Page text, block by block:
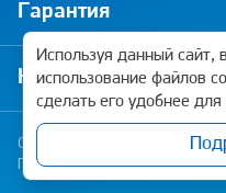
Гарантия
Новости и акции
Copyright © 2026 Pramo-
Политика конфиденциальности
Используя данный сайт,
использование файлов
сделать его удобнее для